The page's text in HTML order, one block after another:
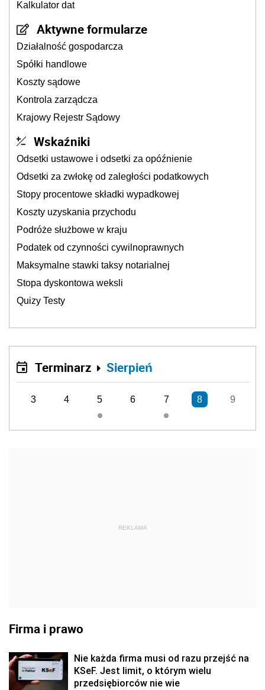
Kalkulator dat
Aktywne formularze
Działalność gospodarcza
Spółki handlowe
Koszty sądowe
Kontrola zarządcza
Krajowy Rejestr Sądowy
Wskaźniki
Odsetki ustawowe i odsetki za opóźnienie
Odsetki za zwłokę od zaległości podatkowych
Stopy procentowe składki wypadkowej
Koszty uzyskania przychodu
Podróże służbowe w kraju
Podatek od czynności cywilnoprawnych
Maksymalne stawki taksy notarialnej
Stopa dyskontowa weksli
Quizy Testy
Terminarz Sierpień
3 4 5 6 7 8 9
REKLAMA
Firma i prawo
Nie każda firma musi od razu przejść na
KSeF. Jest limit, o którym wielu
przedsiębiorców nie wie